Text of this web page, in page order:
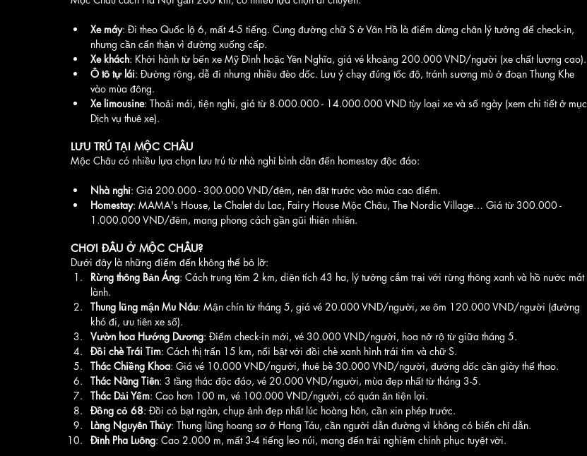
Xe máy: Đi theo Quốc lộ 6, mất 4-5 tiếng. Cung đường chữ S ở Vân Hồ là điểm dừng chân lý tưởng để check-in,
nhưng cần cẩn thận vì đường xuống cấp.
Xe khách: Khởi hành từ bến xe Mỹ Đình hoặc Yên Nghĩa, giá vé khoảng 200.000 VND/người (xe chất lượng cao).
Ô tô tự lái: Đường rộng, dễ đi nhưng nhiều đèo dốc. Lưu ý chạy đúng tốc độ, tránh sương mù ở đoạn Thung Khe
vào mùa đông.
Xe limousine: Thoải mái, tiện nghi, giá từ 8.000.000 - 14.000.000 VND tùy loại xe và số ngày (xem chi tiết ở mục
Dịch vụ thuê xe).
LƯU TRÚ TẠI MỘC CHÂU
Mộc Châu có nhiều lựa chọn lưu trú từ nhà nghỉ bình dân đến homestay độc đáo:
Nhà nghỉ: Giá 200.000 - 300.000 VND/đêm, nên đặt trước vào mùa cao điểm.
Homestay: MAMA's House, Le Chalet du Lac, Fairy House Mộc Châu, The Nordic Village… Giá từ 300.000 -
1.000.000 VND/đêm, mang phong cách gần gũi thiên nhiên.
CHƠI ĐÂU Ở MỘC CHÂU?
Dưới đây là những điểm đến không thể bỏ lỡ:
Rừng thông Bản Áng: Cách trung tâm 2 km, diện tích 43 ha, lý tưởng cắm trại với rừng thông xanh và hồ nước mát
lành.
Thung lũng mận Mu Náu: Mận chín từ tháng 5, giá vé 20.000 VND/người, xe ôm 120.000 VND/người (đường
khó đi, ưu tiên xe số).
Vườn hoa Hướng Dương: Điểm check-in mới, vé 30.000 VND/người, hoa nở rộ từ giữa tháng 5.
Đồi chè Trái Tim: Cách thị trấn 15 km, nổi bật với đồi chè xanh hình trái tim và chữ S.
Thác Chiềng Khoa: Giá vé 10.000 VND/người, thuê bè 30.000 VND/người, đường dốc cần giày thể thao.
Thác Nàng Tiên: 3 tầng thác độc đáo, vé 20.000 VND/người, mùa đẹp nhất từ tháng 3-5.
Thác Dải Yếm: Cao hơn 100 m, vé 100.000 VND/người, có quán ăn tiện lợi.
Đồng cỏ 68: Đồi cỏ bạt ngàn, chụp ảnh đẹp nhất lúc hoàng hôn, cần xin phép trước.
Làng Nguyên Thủy: Thung lũng hoang sơ ở Hang Táu, cần người dẫn đường vì không có biển chỉ dẫn.
Đỉnh Pha Luông: Cao 2.000 m, mất 3-4 tiếng leo núi, mang đến trải nghiệm chinh phục tuyệt vời.